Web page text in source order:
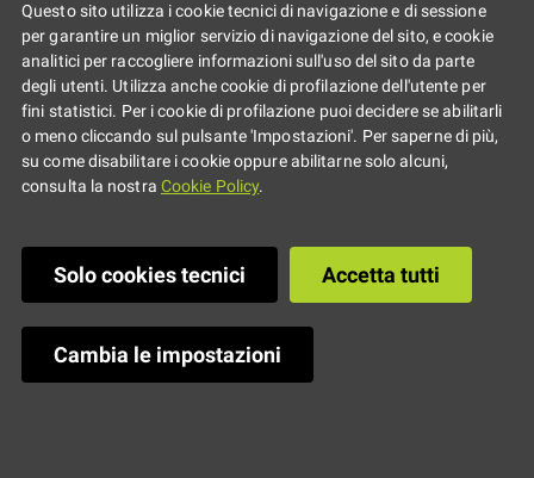
Questo sito utilizza i cookie tecnici di navigazione e di sessione
per garantire un miglior servizio di navigazione del sito, e cookie
analitici per raccogliere informazioni sull'uso del sito da parte
degli utenti. Utilizza anche cookie di profilazione dell'utente per
fini statistici. Per i cookie di profilazione puoi decidere se abilitarli
o meno cliccando sul pulsante 'Impostazioni'. Per saperne di più,
su come disabilitare i cookie oppure abilitarne solo alcuni,
consulta la nostra Cookie Policy.
Solo cookies tecnici Accetta tutti
Cambia le impostazioni